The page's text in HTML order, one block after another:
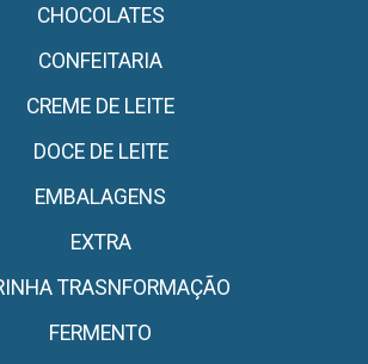
CHOCOLATES
CONFEITARIA
CREME DE LEITE
DOCE DE LEITE
EMBALAGENS
EXTRA
TRASNFORMAÇÃO
FERMENTO